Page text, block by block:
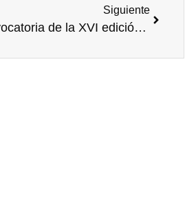
Siguiente
Abierta la convocatoria de la XVI edición de los premios CODESPA